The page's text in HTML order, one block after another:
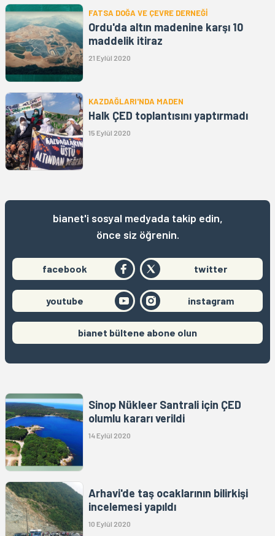
FATSA DOĞA VE ÇEVRE DERNEĞİ
Ordu'da altın madenine karşı 10
maddelik itiraz
21 Eylül 2020
KAZDAĞLARI'NDA MADEN
Halk ÇED toplantısını yaptırmadı
15 Eylül 2020
bianet'i sosyal medyada takip edin,
önce siz öğrenin.
facebook twitter
youtube instagram
bianet bültene abone olun
Sinop Nükleer Santrali için ÇED
olumlu kararı verildi
14 Eylül 2020
Arhavi'de taş ocaklarının bilirkişi
incelemesi yapıldı
10 Eylül 2020